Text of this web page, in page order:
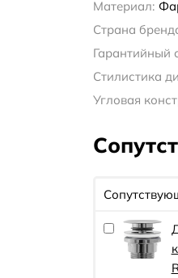
Материал:
Страна
Гарантийный
Стилистика
Угловая